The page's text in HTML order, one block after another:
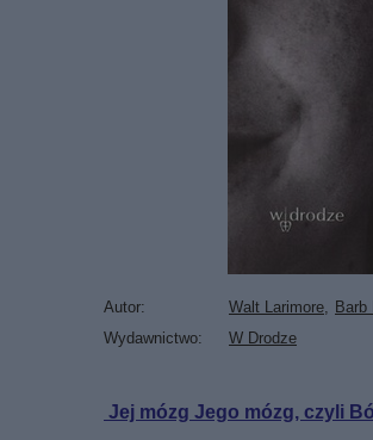
Autor Walt Larimore
Barb
Wydawnictwo
W Drodze
Jej mózg Jego mózg, czyli